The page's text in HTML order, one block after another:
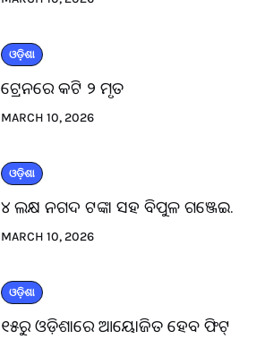
ଓଡ଼ିଶା
ଟ୍ରେନରେ କଟି ୨ ମୃତ
MARCH 10, 2026
ଓଡ଼ିଶା
୪ ଲକ୍ଷ ନଗଦ ଟଙ୍କା ସହ ବିପୁଳ ଗଞ୍ଜେଇ.
MARCH 10, 2026
ଓଡ଼ିଶା
୧୫ରୁ ଓଡ଼ିଶାରେ ଆୟୋଜିତ ହେବ ଫିଟ୍